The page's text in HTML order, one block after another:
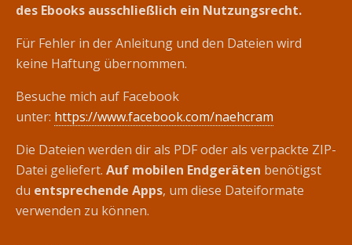
des Ebooks ausschließlich ein Nutzungsrecht.
Für Fehler in der Anleitung und den Dateien wird
keine Haftung übernommen.
Besuche mich auf Facebook
unter: https://www.facebook.com/naehcram
Die Dateien werden dir als PDF oder als verpackte ZIP-
Datei geliefert. Auf mobilen Endgeräten benötigst
du entsprechende Apps, um diese Dateiformate
verwenden zu können.